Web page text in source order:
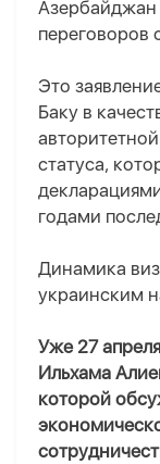
Азербайджан
переговоров
Это
Баку в
статуса,
годами
Динамика
украинским
Уже 27
Ильхама
которой